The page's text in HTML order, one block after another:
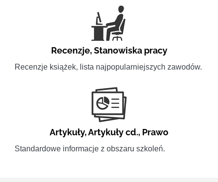
Recenzje,Stanowiska pracy
Recenzje książek, lista najpopularniejszych zawodów.
Artykuły,Artykuły cd., Prawo
Standardowe informacje z obszaru szkoleń.